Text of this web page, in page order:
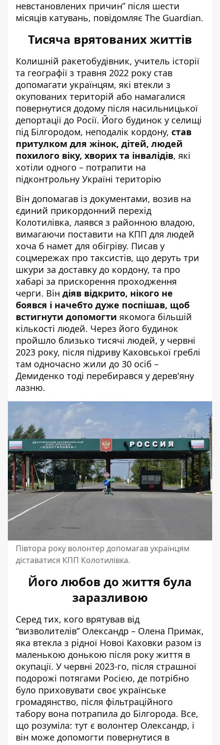
невстановлених причин” після шести
місяців катувань, повідомляє The Guardian.
Тисяча врятованих життів
Колишній ракетобудівник, учитель історії
та географії з травня 2022 року став
допомагати українцям, які втекли з
окупованих територій або намагалися
повернутися додому після насильницької
депортації до Росії. Його будинок у селищі
під Білгородом, неподалік кордону, став
притулком для жінок, дітей, людей
похилого віку, хворих та інвалідів, які
хотіли одного – потрапити на
підконтрольну Україні територію
Він допомагав із документами, возив на
єдиний прикордонний перехід
Колотилівка, лаявся з районною владою,
вимагаючи поставити на КПП для людей
хоча б намет для обігріву. Писав у
соцмережах про таксистів, що деруть три
шкури за доставку до кордону, та про
хабарі за прискорення проходження
черги. Він діяв відкрито, нікого не
боявся і начебто дуже поспішав, щоб
встигнути допомогти якомога більшій
кількості людей. Через його будинок
пройшло близько тисячі людей, у червні
2023 року, після підриву Каховської греблі
там одночасно жили до 30 осіб –
Демиденко тоді перебирався у дерев'яну
лазню.
Півтора року волонтер допомагав українцям
діставатися КПП Колотилівка.
Його любов до життя була
заразливою
Серед тих, кого врятував від
“визволителів” Олександр – Олена Примак,
яка втекла з рідної Нової Каховки разом із
маленькою донькою після року життя в
окупації. У червні 2023-го, після страшної
подорожі потягами Росією, де потрібно
було приховувати своє українське
громадянство, після фільтраційного
табору вона потрапила до Білгорода. Все,
що розуміла: тут є волонтер Олександр, і
він може допомогти повернутися в